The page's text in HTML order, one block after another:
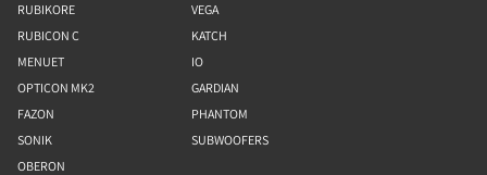
RUBIKORE
RUBICON C
MENUET
OPTICON MK2
FAZON
SONIK
OBERON
VEGA
KATCH
IO
GARDIAN
PHANTOM
SUBWOOFERS